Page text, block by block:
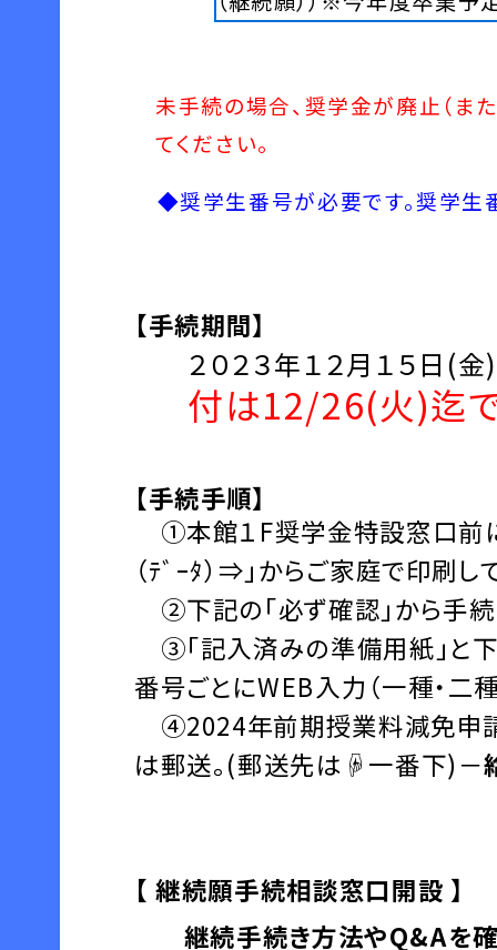
未手続の場合、奨学金が廃止（ま
てください。
◆奨学生番号が必要です。奨学生
【手続期間】
２０２３年１２月１５日(
付は12/26(火)迄で
【手続手順】
①本館１F奨学金特設窓口前
（ﾃﾞｰﾀ）⇒」からご家庭で印刷し
②下記の「必ず確認」から手
③「記入済みの準備用紙」と下
番号ごとにWEB入力（一種・二
④2024年前期授業料減免申請
は郵送。(郵送先は☟一番下)－
【 継続願手続相談窓口開設 】
継続手続き方法やQ&Aを